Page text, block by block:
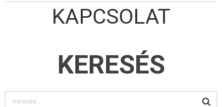
KAPCSOLAT
KERESÉS